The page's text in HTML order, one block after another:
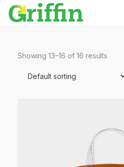
Showing 13–16 of 16 results